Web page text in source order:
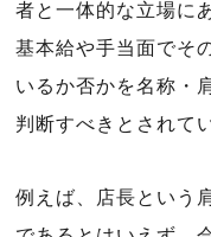
者と一体的な立場に
基本給や手当面でそ
いるか否かを名称・
判断すべきとされて
例えば、店長という